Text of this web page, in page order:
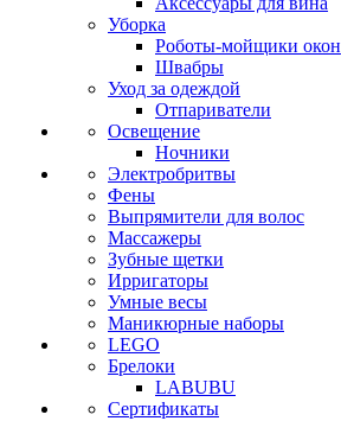
Уборка
Роботы-мойщики окон
Швабры
Уход за одеждой
Отпариватели
Освещение
Ночники
Электробритвы
Фены
Выпрямители для волос
Массажеры
Зубные щетки
Ирригаторы
Умные весы
Маникюрные наборы
LEGO
Брелоки
LABUBU
Сертификаты